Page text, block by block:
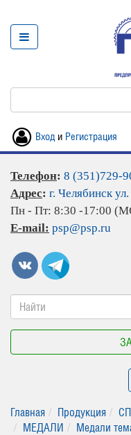
Вход и Регистрация
Телефон: 8 (351)729-
Адрес: г. Челябинск
Пн - Пт: 8:30 -17:00
E-mail: psp@psp.ru
Главная Продукция
МЕДАЛИ
Медали